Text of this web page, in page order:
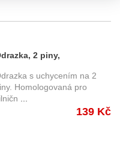
2 piny,
s uchycením na 2
Homologovaná pro
139 Kč